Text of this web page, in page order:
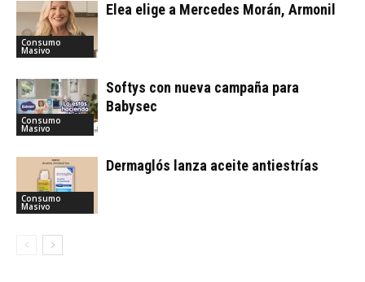
Consumo
Masivo
Elea elige a Mercedes Morán, Armonil
Consumo
Masivo
Softys con nueva campaña para
Babysec
Consumo
Masivo
Dermaglós lanza aceite antiestrías